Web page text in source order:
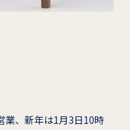
業、新年は1月3日10時